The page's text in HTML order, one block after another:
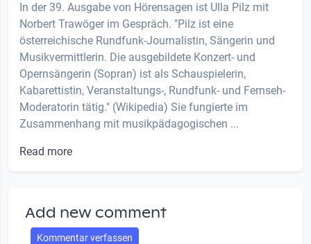
In der 39. Ausgabe von Hörensagen ist Ulla Pilz mit
Norbert Trawöger im Gespräch. "Pilz ist eine
österreichische Rundfunk-Journalistin, Sängerin und
Musikvermittlerin. Die ausgebildete Konzert- und
Opernsängerin (Sopran) ist als Schauspielerin,
Kabarettistin, Veranstaltungs-, Rundfunk- und Fernseh-
Moderatorin tätig." (Wikipedia) Sie fungierte im
Zusammenhang mit musikpädagogischen ...
Read more
Add new comment
Kommentar verfassen